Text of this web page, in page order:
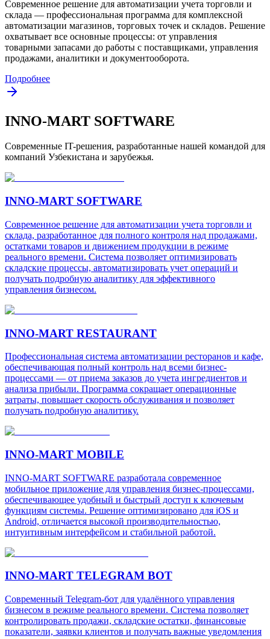
Современное решение для автоматизации учета торговли и
склада — профессиональная программа для комплексной
автоматизации магазинов, торговых точек и складов. Решение
охватывает все основные процессы: от управления
товарными запасами до работы с поставщиками, управления
продажами, аналитики и документооборота.
Подробнее
INNO-MART SOFTWARE
Современные IT-решения, разработанные нашей командой для
компаний Узбекистана и зарубежья.
INNO-MART SOFTWARE
Современное решение для автоматизации учета торговли и
склада, разработанное для полного контроля над продажами,
остатками товаров и движением продукции в режиме
реального времени. Система позволяет оптимизировать
складские процессы, автоматизировать учет операций и
получать подробную аналитику для эффективного
управления бизнесом.
INNO-MART RESTAURANT
Профессиональная система автоматизации ресторанов и кафе,
обеспечивающая полный контроль над всеми бизнес-
процессами — от приема заказов до учета ингредиентов и
анализа прибыли. Программа сокращает операционные
затраты, повышает скорость обслуживания и позволяет
получать подробную аналитику.
INNO-MART MOBILE
INNO-MART SOFTWARE разработала современное
мобильное приложение для управления бизнес-процессами,
обеспечивающее удобный и быстрый доступ к ключевым
функциям системы. Решение оптимизировано для iOS и
Android, отличается высокой производительностью,
интуитивным интерфейсом и стабильной работой.
INNO-MART TELEGRAM BOT
Современный Telegram-бот для удалённого управления
бизнесом в режиме реального времени. Система позволяет
контролировать продажи, складские остатки, финансовые
показатели, заявки клиентов и получать важные уведомления